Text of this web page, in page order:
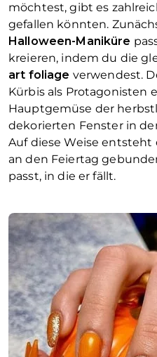
möchtest, gibt es
gefallen könnten.
Halloween-Maniküre
kreieren, indem du die
art foliage verwendest.
Kürbis als Protagonisten
Hauptgemüse der
dekorierten Fenster in
Auf diese Weise entsteht
an den Feiertag
passt, in die er fällt.